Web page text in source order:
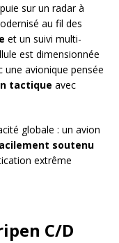
sur un radar à
au fil des
et un suivi multi-
est dimensionnée
une avionique pensée
tactique avec
globale : un avion
soutenu
extrême
C/D